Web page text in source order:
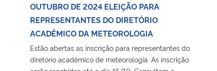
Ministério da Mulher, da Família e dos Direitos Humanos
Secretaria-Geral
OUTUBRO DE 2024 ELEIÇÃO PARA
REPRESENTANTES DO DIRETÓRIO
ACADÊMICO DA METEOROLOGIA
Estão abertas as inscrição para representantes do
diretório acadêmico de meteorologia. As inscrição